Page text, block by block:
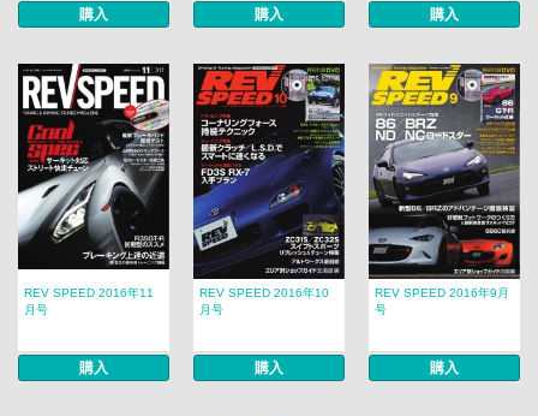
購入 購入 購入
REV SPEED 2016年11
月号
購入
REV SPEED 2016年10
月号
購入
REV SPEED 2016年9月
号
購入